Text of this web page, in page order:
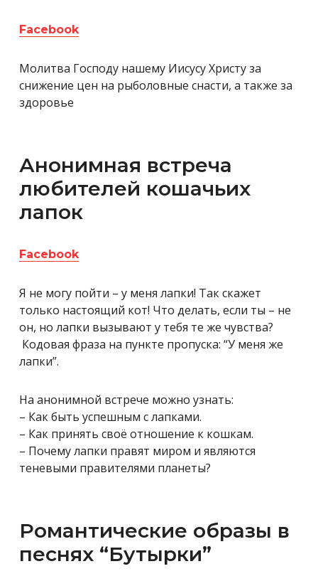
Facebook
Молитва Господу нашему Иисусу Христу за
снижение цен на рыболовные снасти, а также за
здоровье
Анонимная встреча
любителей кошачьих
лапок
Facebook
Я не могу пойти – у меня лапки! Так скажет
только настоящий кот! Что делать, если ты – не
он, но лапки вызывают у тебя те же чувства?
Кодовая фраза на пункте пропуска: “У меня же
лапки”.
На анонимной встрече можно узнать:
– Как быть успешным с лапками.
– Как принять своё отношение к кошкам.
– Почему лапки правят миром и являются
теневыми правителями планеты?
Романтические образы в
песнях “Бутырки”